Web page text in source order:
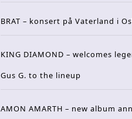
BRAT – konsert på Vaterland i
KING DIAMOND – welcomes
Gus G. to the lineup
AMON AMARTH – new album